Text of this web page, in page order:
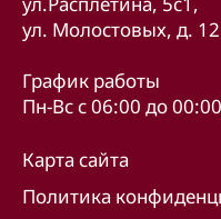
ул. Молостовых, д. 12
График работы
Пн-Вс с 06:00 до 00:00
Карта сайта
Политика